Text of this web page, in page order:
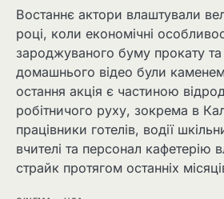
Востаннє актори влаштували
році, коли економічні
зароджуваного буму прокату
домашнього відео були
остання акція є частиною
робітничого руху, зокрема в
працівники готелів, водії
вчителі та персонал кафетерію
страйк протягом останніх